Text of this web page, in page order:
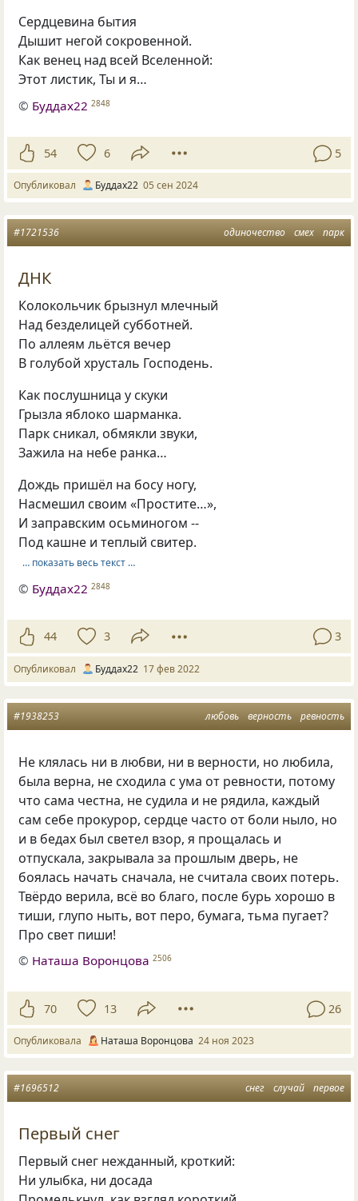
Сердцевина бытия
Дышит негой сокровенной.
Как венец над всей Вселенной:
Этот листик, Ты и я…
© Буддах22 2848
54 6 5
Опубликовал Буддах22 05 сен 2024
одиночество смех парк
#1721536
ДНК
Колокольчик брызнул млечный
Над безделицей субботней.
По аллеям льётся вечер
В голубой хрусталь Господень.
Как послушница у скуки
Грызла яблоко шарманка.
Парк сникал, обмякли звуки,
Зажила на небе ранка…
Дождь пришёл на босу ногу,
Насмешил своим «Простите…»,
И заправским осьминогом --
Под кашне и теплый свитер.
… показать весь текст …
© Буддах22 2848
44 3 3
Опубликовал Буддах22 17 фев 2022
любовь верность ревность
#1938253
Не клялась ни в любви, ни в верности, но любила,
была верна, не сходила с ума от ревности, потому
что сама честна, не судила и не рядила, каждый
сам себе прокурор, сердце часто от боли ныло, но
и в бедах был светел взор, я прощалась и
отпускала, закрывала за прошлым дверь, не
боялась начать сначала, не считала своих потерь.
Твёрдо верила, всё во благо, после бурь хорошо в
тиши, глупо ныть, вот перо, бумага, тьма пугает?
Про свет пиши!
© Наташа Воронцова 2506
70 13 26
Опубликовала Наташа Воронцова 24 ноя 2023
снег случай первое
#1696512
Первый снег
Первый снег нежданный, кроткий:
Ни улыбка, ни досада